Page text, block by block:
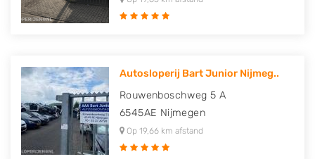
Autosloperij Bart Junior Nijmeg..
Rouwenboschweg 5 A
6545AE Nijmegen
Op 19,66 km afstand